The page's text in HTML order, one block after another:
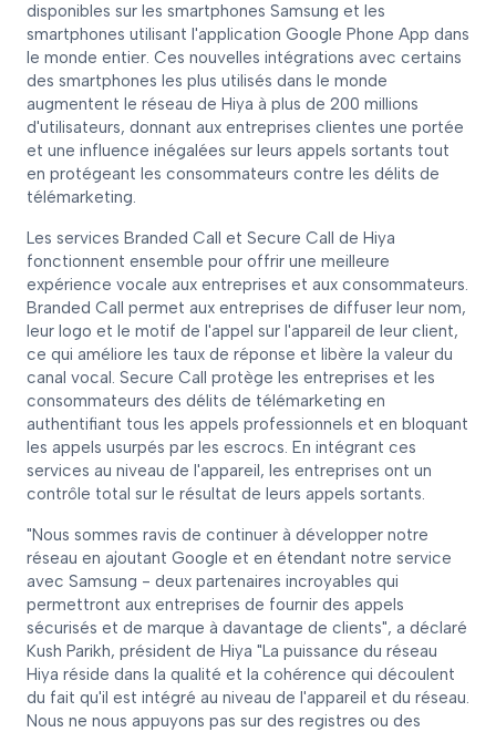
disponibles sur les smartphones Samsung et les
smartphones utilisant l'application Google Phone App dans
le monde entier. Ces nouvelles intégrations avec certains
des smartphones les plus utilisés dans le monde
augmentent le réseau de Hiya à plus de 200 millions
d'utilisateurs, donnant aux entreprises clientes une portée
et une influence inégalées sur leurs appels sortants tout
en protégeant les consommateurs contre les délits de
télémarketing.
Les services Branded Call et Secure Call de Hiya
fonctionnent ensemble pour offrir une meilleure
expérience vocale aux entreprises et aux consommateurs.
Branded Call permet aux entreprises de diffuser leur nom,
leur logo et le motif de l'appel sur l'appareil de leur client,
ce qui améliore les taux de réponse et libère la valeur du
canal vocal. Secure Call protège les entreprises et les
consommateurs des délits de télémarketing en
authentifiant tous les appels professionnels et en bloquant
les appels usurpés par les escrocs. En intégrant ces
services au niveau de l'appareil, les entreprises ont un
contrôle total sur le résultat de leurs appels sortants.
"Nous sommes ravis de continuer à développer notre
réseau en ajoutant Google et en étendant notre service
avec Samsung - deux partenaires incroyables qui
permettront aux entreprises de fournir des appels
sécurisés et de marque à davantage de clients", a déclaré
Kush Parikh, président de Hiya "La puissance du réseau
Hiya réside dans la qualité et la cohérence qui découlent
du fait qu'il est intégré au niveau de l'appareil et du réseau.
Nous ne nous appuyons pas sur des registres ou des